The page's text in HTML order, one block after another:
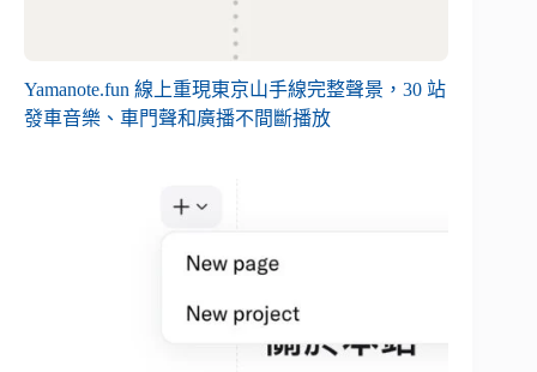
Yamanote.fun 線上重現東京山手線完整聲景，30 站
發車音樂、車門聲和廣播不間斷播放